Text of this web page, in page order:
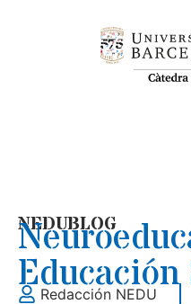
NEDUBLOG
Redacción NEDU